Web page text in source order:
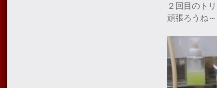
２回目のト
頑張ろうね～